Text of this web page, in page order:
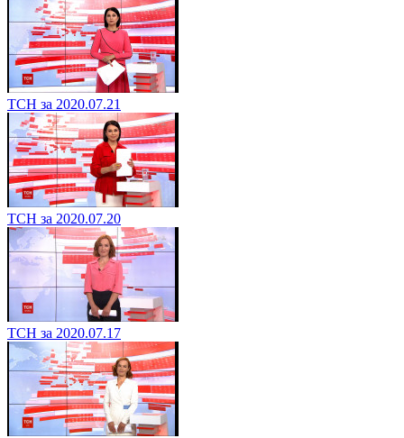
ТСН за 2020.07.21
ТСН за 2020.07.20
ТСН за 2020.07.17